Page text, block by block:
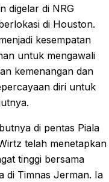
digelar di NRG
di Houston.
kesempatan
untuk mengawali
kemenangan dan
diri untuk
di pentas Piala
telah menetapkan
tinggi bersama
di Timnas Jerman. Ia